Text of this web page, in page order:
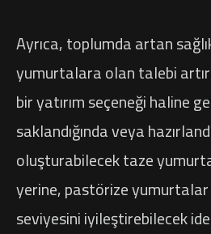
Ayrıca, toplumda artan
yumurtalara olan talebi
bir yatırım seçeneği haline
saklandığında veya
oluşturabilecek taze
yerine, pastörize yumurtalar
seviyesini iyileştirebilecek